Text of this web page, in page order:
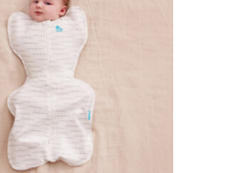
Dit
product
heeft
meerdere
variaties.